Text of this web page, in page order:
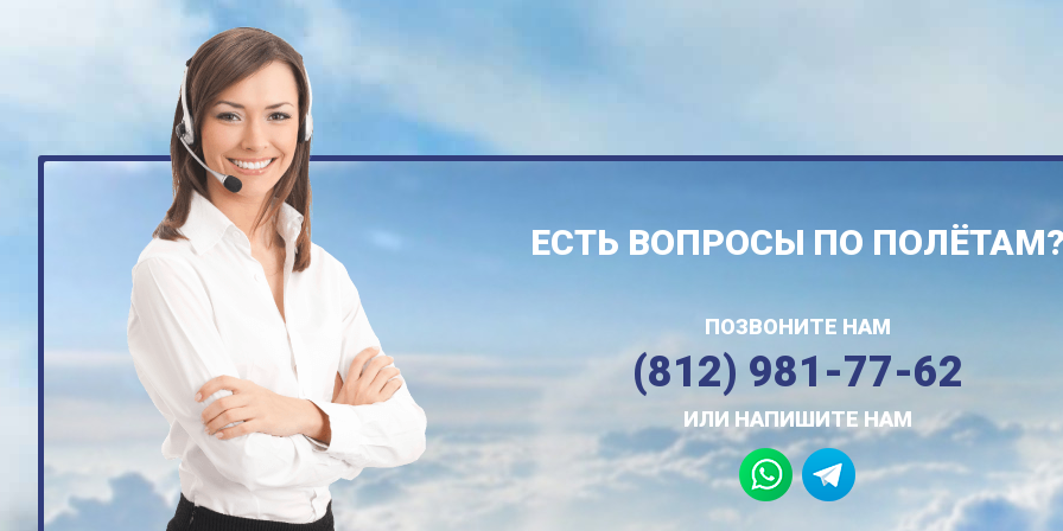
ЕСТЬ ВОПРОСЫ ПО
ПОЗВОНИТЕ НАМ
(812) 981-77-62
ИЛИ НАПИШИТЕ НАМ